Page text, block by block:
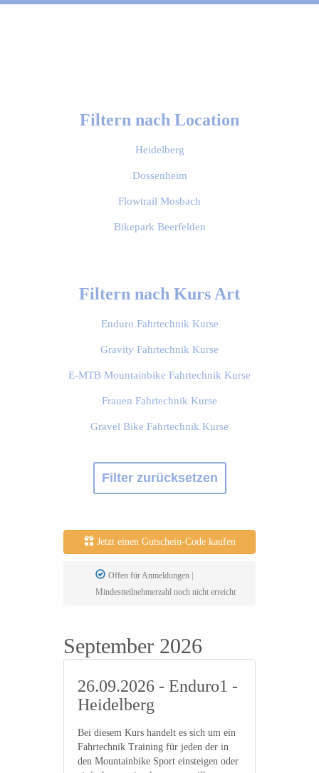
Filtern nach Location
Heidelberg
Dossenheim
Flowtrail Mosbach
Bikepark Beerfelden
Filtern nach Kurs Art
Enduro Fahrtechnik Kurse
Gravity Fahrtechnik Kurse
E-MTB Mountainbike Fahrtechnik Kurse
Frauen Fahrtechnik Kurse
Gravel Bike Fahrtechnik Kurse
Filter zurücksetzen
Jetzt einen Gutschein-Code kaufen
Offen für Anmeldungen |
Mindestteilnehmerzahl noch nicht erreicht
September 2026
26.09.2026 - Enduro1 -
Heidelberg
Bei diesem Kurs handelt es sich um ein
Fahrtechnik Training für jeden der in
den Mountainbike Sport einsteigen oder